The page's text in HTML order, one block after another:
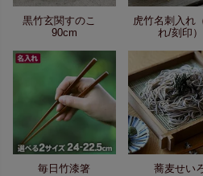
黒竹玄関すのこ
90cm
虎竹名刺入れ
れ/刻印）
毎日竹漆箸 蕎麦せい